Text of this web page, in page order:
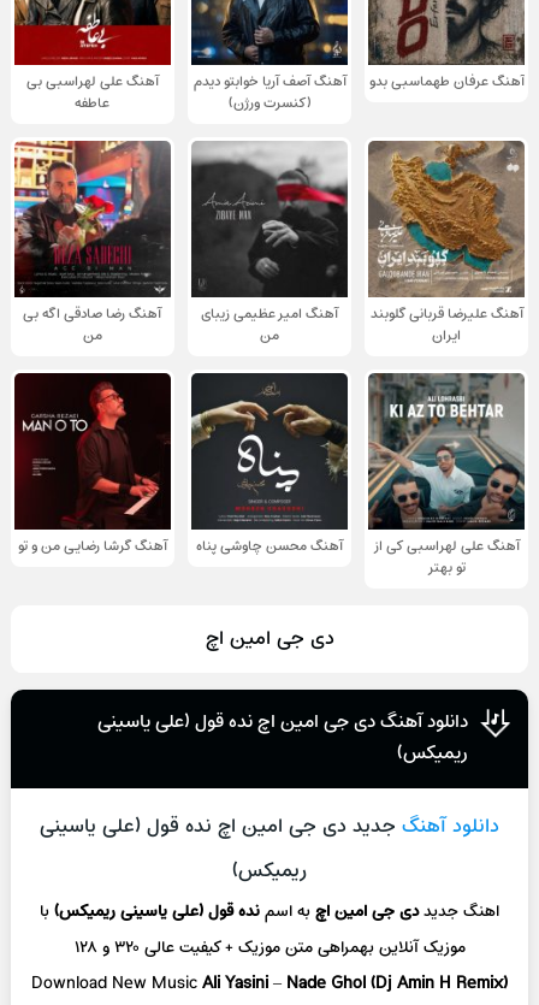
آهنگ عرفان طهماسبی بدو
آهنگ آصف آریا خوابتو دیدم
(کنسرت ورژن)
آهنگ علی لهراسبی بی
عاطفه
آهنگ علیرضا قربانی گلوبند
ایران
آهنگ امیر عظیمی زیبای
من
آهنگ رضا صادقی اگه بی
من
آهنگ علی لهراسبی کی از
تو ‌بهتر
آهنگ محسن چاوشی پناه آهنگ گرشا رضایی من و تو
دی جی امین اچ
دانلود آهنگ دی جی امین اچ نده قول (علی یاسینی
ریمیکس)
دانلود آهنگ جدید دی جی امین اچ نده قول (علی یاسینی
ریمیکس)
اهنگ جدیددی جی امین اچبه اسمنده قول (علی یاسینی ریمیکس)با
موزیک آنلاینبهمراهی متن موزیک + کیفیت عالی ۳۲۰ و ۱۲۸
Download New MusicAli Yasini– Nade Ghol (Dj Amin H Remix)